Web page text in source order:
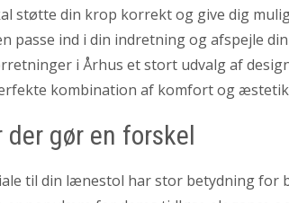
støtte din krop korrekt og give dig
passe ind i din indretning og afspejle
i Århus et stort udvalg af
kombination af komfort og
gør en forskel
til din lænestol har stor betydning for